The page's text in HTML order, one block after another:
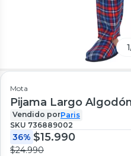
1
Mota
Pijama Largo
Vendido porParis
SKU 736889002
36% $15.990
$24.990